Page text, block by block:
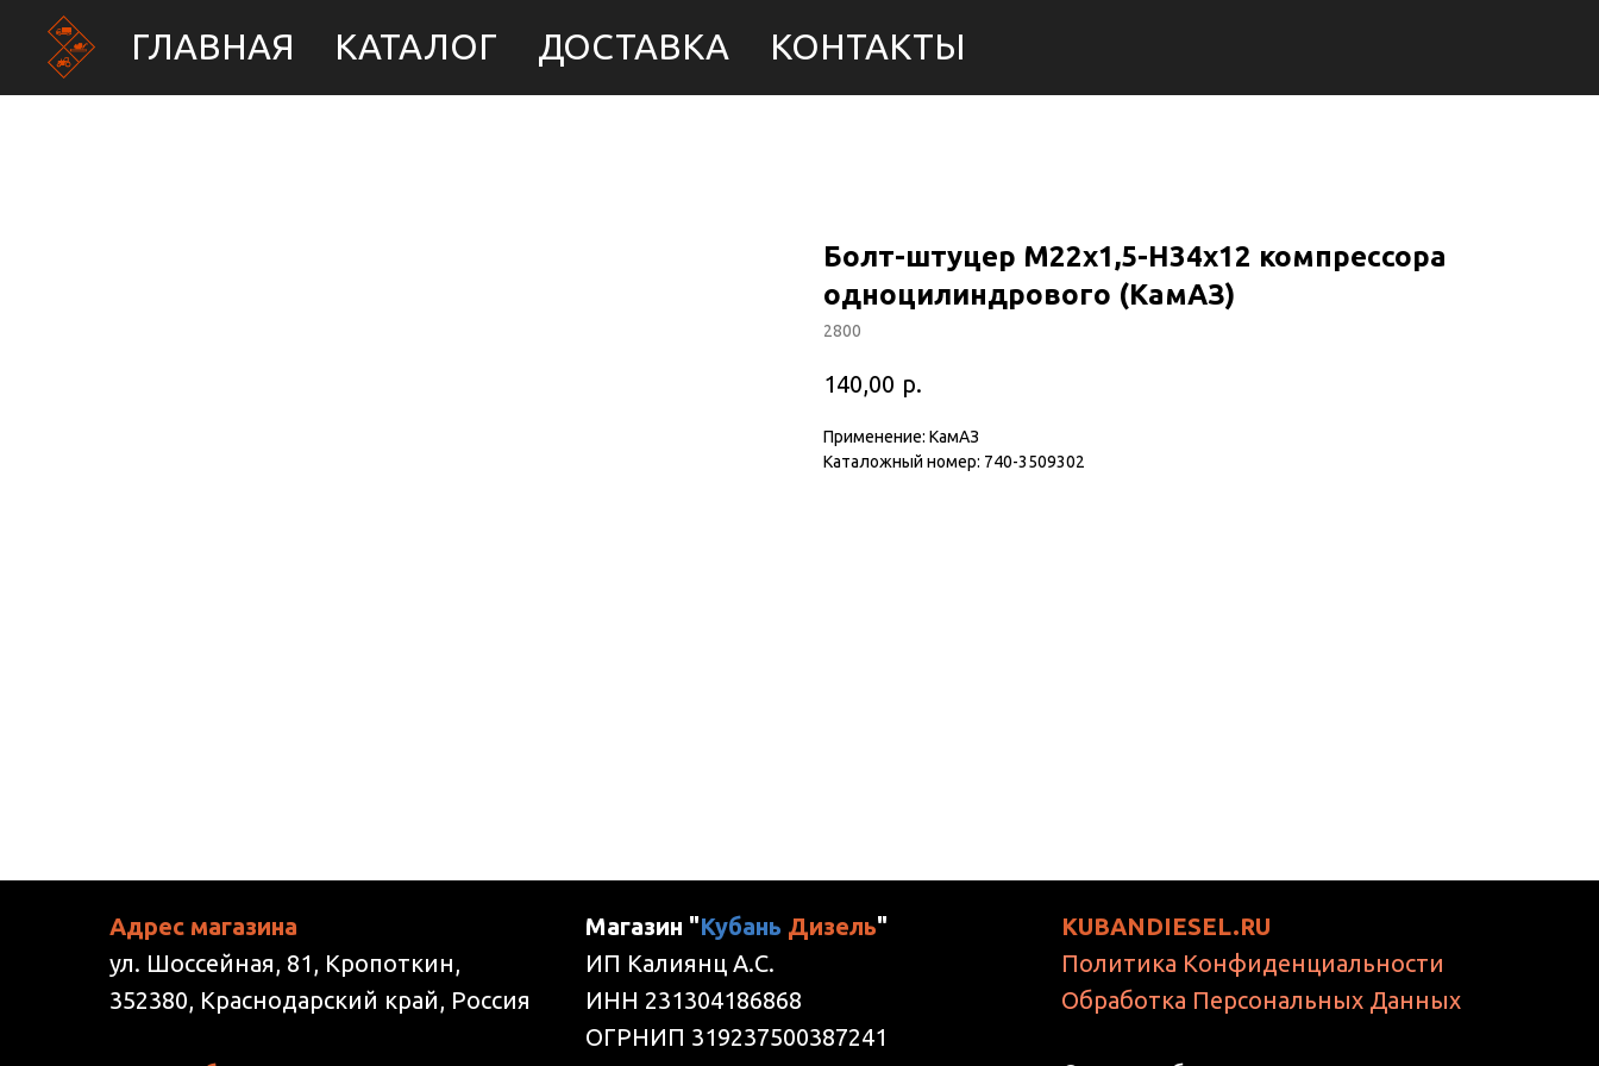
ГЛАВНАЯ КАТАЛОГ ДОСТАВКА КОНТАКТЫ
Болт-штуцер М22х1,5-Н34х12 компрессора
одноцилиндрового (КамАЗ)
2800
140,00 р.
Применение: КамАЗ
Каталожный номер: 740-3509302
Адрес магазина
ул. Шоссейная, 81, Кропоткин,
352380, Краснодарский край, Россия
Магазин "Кубань Дизель"
ИП Калиянц А.С.
ИНН 231304186868
ОГРНИП 319237500387241
KUBANDIESEL.RU
Политика Конфиденциальности
Обработка Персональных Данных